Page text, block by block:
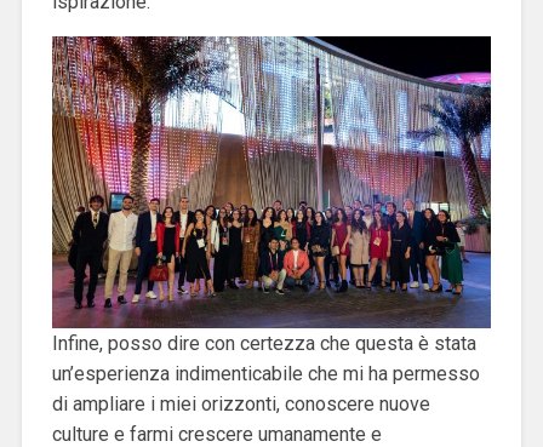
Infine, posso dire con certezza che questa è stata
un’esperienza indimenticabile che mi ha permesso
di ampliare i miei orizzonti, conoscere nuove
culture e farmi crescere umanamente e